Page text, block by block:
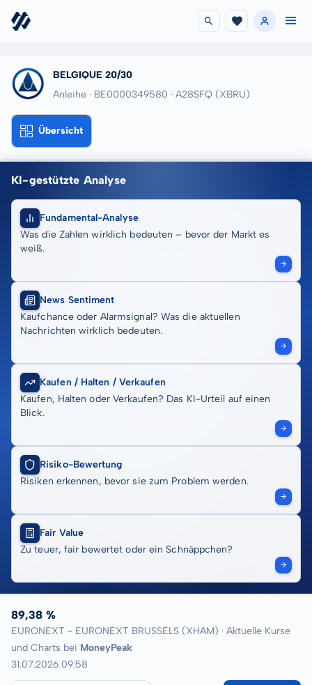
BELGIQUE 20/30
Anleihe · BE0000349580 · A28SFQ (XBRU)
Übersicht
KI-gestützte Analyse
Fundamental-Analyse
Was die Zahlen wirklich bedeuten – bevor der Markt es
weiß.
News Sentiment
Kaufchance oder Alarmsignal? Was die aktuellen
Nachrichten wirklich bedeuten.
Kaufen / Halten / Verkaufen
Kaufen, Halten oder Verkaufen? Das KI-Urteil auf einen
Blick.
Risiko-Bewertung
Risiken erkennen, bevor sie zum Problem werden.
Fair Value
Zu teuer, fair bewertet oder ein Schnäppchen?
89,38 %
EURONEXT - EURONEXT BRUSSELS (XHAM) · Aktuelle Kurse
und Charts bei MoneyPeak
31.07.2026 09:58